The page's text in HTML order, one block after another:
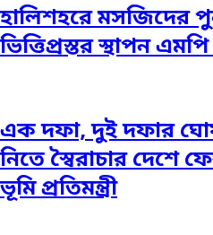
হালিশহরে মসজিদের
ভিত্তিপ্রস্তর স্থাপন
এক দফা, দুই দফার
নিতে স্বৈরাচার দেশে
ভূমি প্রতিমন্ত্রী